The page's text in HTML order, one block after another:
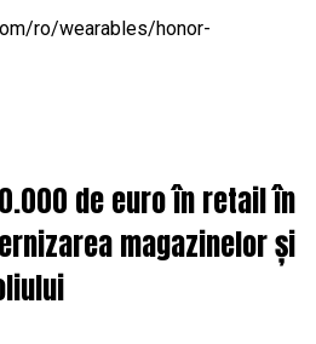
ro/wearables/honor-
de euro în retail în
magazinelor și